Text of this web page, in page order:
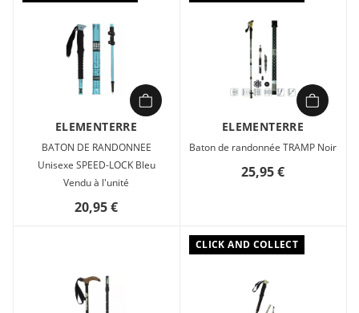
ELEMENTERRE
BATON DE RANDONNEE
Unisexe SPEED-LOCK Bleu
Vendu à l'unité
20,95 €
ELEMENTERRE
Baton de randonnée TRAMP Noir
25,95 €
CLICK AND COLLECT